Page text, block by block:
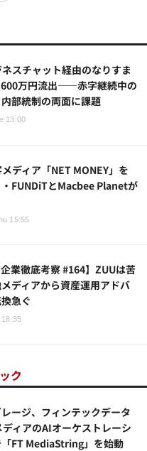
スチャット経由のなりすま
万円流出——赤字継続中の
部統制の両面に課題
13:00
ディア「NET MONEY」を
FUNDiTとMacbee Planetが
15:55
企業徹底考察 #164】ZUUは苦
ディアから資産運用アドバ
急ぐ
ク
ージ、フィンテックデータ
ィアのAIオーケストレーシ
「FT MediaString」を始動